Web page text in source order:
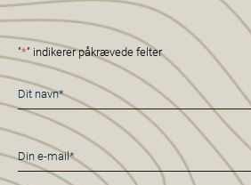
"*" indikerer påkrævede felter
Navn
*
E-
mail